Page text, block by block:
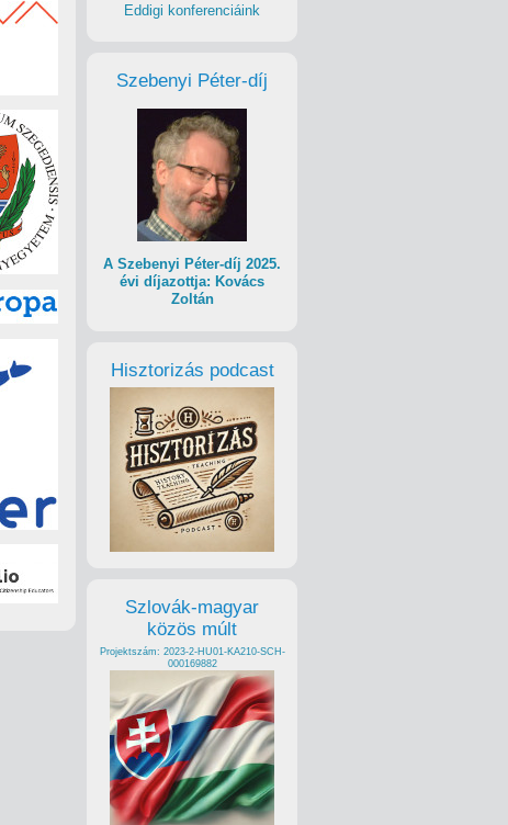
Eddigi konferenciáink
Szebenyi Péter-díj
A Szebenyi Péter-díj 2025.
évi díjazottja: Kovács
Zoltán
Hisztorizás podcast
Szlovák-magyar
közös múlt
Projektszám: 2023-2-HU01-KA210-SCH-
000169882